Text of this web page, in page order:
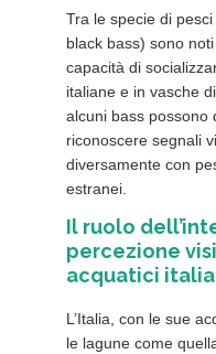
Tra le specie di
black bass) sono
capacità di
italiane e in vasche
alcuni bass possono
riconoscere segnali
diversamente con
estranei.
Il ruolo
percezione
acquatici
L’Italia, con le sue
le lagune come